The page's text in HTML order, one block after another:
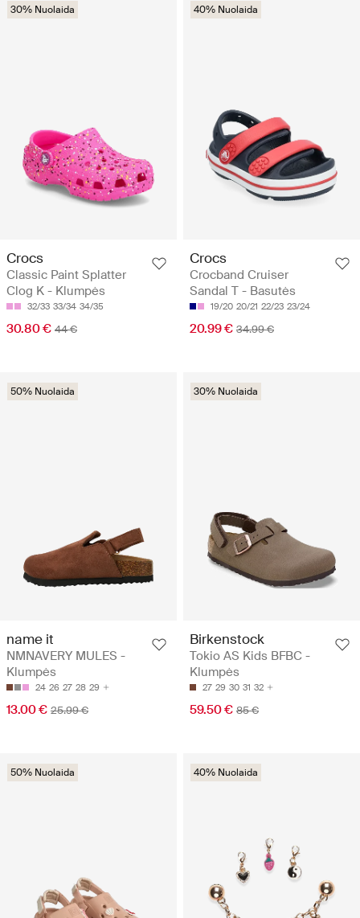
30% Nuolaida
Crocs
Classic Paint Splatter
Clog K - Klumpės
32/33 33/34 34/35
30.80 € 44 €
40% Nuolaida
Crocs
Crocband Cruiser
Sandal T - Basutės
19/20 20/21 22/23 23/24
20.99 € 34.99 €
50% Nuolaida
name it
NMNAVERY MULES -
Klumpės
24 26 27 28 29
13.00 € 25.99 €
30% Nuolaida
Birkenstock
Tokio AS Kids BFBC -
Klumpės
27 29 30 31 32
59.50 € 85 €
50% Nuolaida 40% Nuolaida